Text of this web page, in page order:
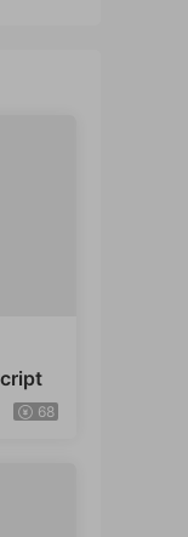
68